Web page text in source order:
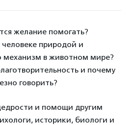
желание помогать?
природой и
механизм в животном мире?
и почему
говорить?
и помощи другим
историки, биологи и